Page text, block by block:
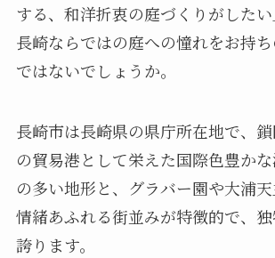
する、和洋折衷の庭づくりがした
長崎ならではの庭への憧れをお持
ではないでしょうか。
長崎市は長崎県の県庁所在地で、
の貿易港として栄えた国際色豊か
の多い地形と、グラバー園や大浦
情緒あふれる街並みが特徴的で、
誇ります。